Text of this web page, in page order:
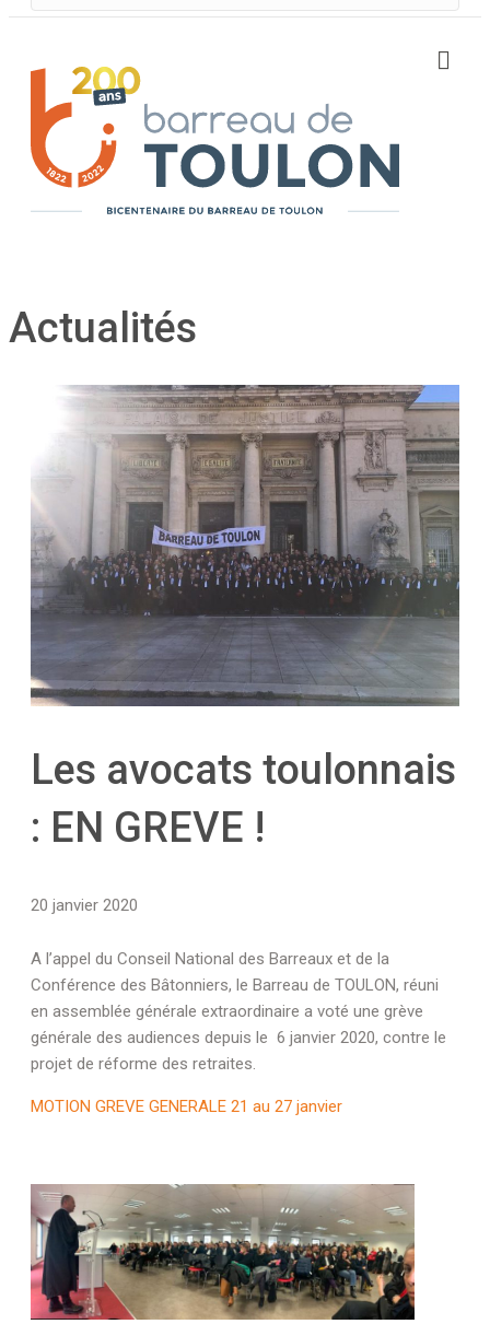
Actualités
Les avocats toulonnais
: EN GREVE !
20 janvier 2020
A l’appel du Conseil National des Barreaux et de la
Conférence des Bâtonniers, le Barreau de TOULON, réuni
en assemblée générale extraordinaire a voté une grève
générale des audiences depuis le 6 janvier 2020, contre le
projet de réforme des retraites.
MOTION GREVE GENERALE 21 au 27 janvier